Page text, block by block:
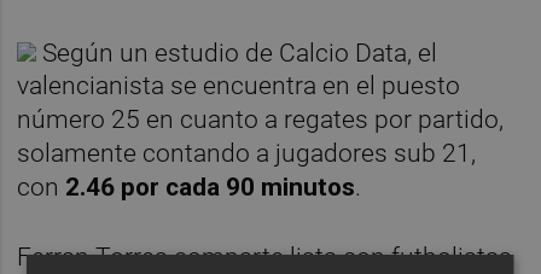
Según un estudio de Calcio Data, el
valencianista se encuentra en el puesto
número 25 en cuanto a regates por partido,
solamente contando a jugadores sub 21,
con 2.46 por cada 90 minutos.
Ferran Torres comparte lista con futbolistas